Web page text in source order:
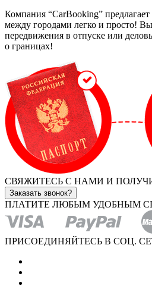
Компания “CarBooking”
между городами легко и просто!
передвижения в отпуске или
о границах!
СВЯЖИТЕСЬ С НАМИ И
Заказать звонок?
ПЛАТИТЕ ЛЮБЫМ УДОБНЫМ
ПРИСОЕДИНЯЙТЕСЬ В СОЦ.